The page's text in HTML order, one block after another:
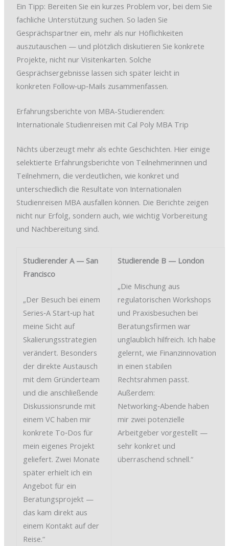
Ein Tipp: Bereiten Sie ein kurzes Problem vor, bei dem Sie
fachliche Unterstützung suchen. So laden Sie
Gesprächspartner ein, mehr als nur Höflichkeiten
auszutauschen — und plötzlich diskutieren Sie konkrete
Projekte, nicht nur Visitenkarten. Solche
Gesprächsergebnisse lassen sich später leicht in
konkreten Follow‑up‑Mails zusammenfassen.
Erfahrungsberichte von MBA-Studierenden:
Internationale Studienreisen mit Cal Poly MBA Trip
Nichts überzeugt mehr als echte Geschichten. Hier einige
selektierte Erfahrungsberichte von Teilnehmerinnen und
Teilnehmern, die verdeutlichen, wie konkret und
unterschiedlich die Resultate von Internationalen
Studienreisen MBA ausfallen können. Die Berichte zeigen
nicht nur Erfolg, sondern auch, wie wichtig Vorbereitung
und Nachbereitung sind.
Studierender A — San
Francisco
„Der Besuch bei einem
Series‑A Start‑up hat
meine Sicht auf
Skalierungsstrategien
verändert. Besonders
der direkte Austausch
mit dem Gründerteam
und die anschließende
Diskussionsrunde mit
einem VC haben mir
konkrete To‑Dos für
mein eigenes Projekt
geliefert. Zwei Monate
später erhielt ich ein
Angebot für ein
Beratungsprojekt —
das kam direkt aus
einem Kontakt auf der
Reise.“
Studierende B — London
„Die Mischung aus
regulatorischen Workshops
und Praxisbesuchen bei
Beratungsfirmen war
unglaublich hilfreich. Ich habe
gelernt, wie Finanzinnovation
in einen stabilen
Rechtsrahmen passt.
Außerdem:
Networking‑Abende haben
mir zwei potenzielle
Arbeitgeber vorgestellt —
sehr konkret und
überraschend schnell.“